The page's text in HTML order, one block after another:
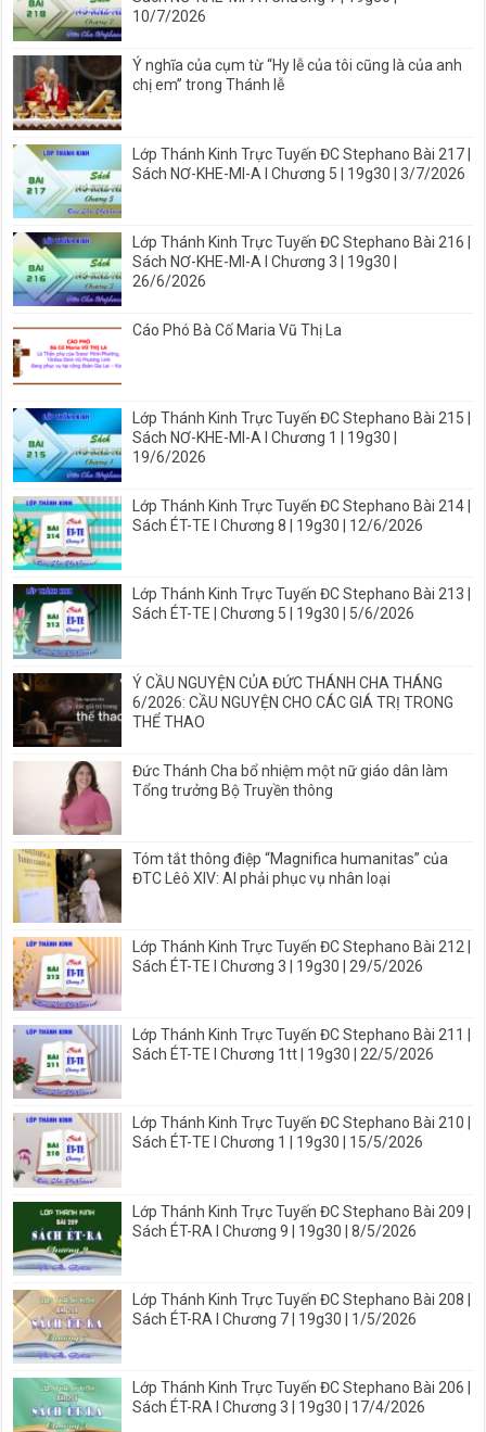
10/7/2026
Ý nghĩa của cụm từ “Hy lễ của tôi cũng là của anh
chị em” trong Thánh lễ
Lớp Thánh Kinh Trực Tuyến ĐC Stephano Bài 217 |
Sách NƠ-KHE-MI-A I Chương 5 | 19g30 | 3/7/2026
Lớp Thánh Kinh Trực Tuyến ĐC Stephano Bài 216 |
Sách NƠ-KHE-MI-A I Chương 3 | 19g30 |
26/6/2026
Cáo Phó Bà Cố Maria Vũ Thị La
Lớp Thánh Kinh Trực Tuyến ĐC Stephano Bài 215 |
Sách NƠ-KHE-MI-A I Chương 1 | 19g30 |
19/6/2026
Lớp Thánh Kinh Trực Tuyến ĐC Stephano Bài 214 |
Sách ÉT-TE I Chương 8 | 19g30 | 12/6/2026
Lớp Thánh Kinh Trực Tuyến ĐC Stephano Bài 213 |
Sách ÉT-TE | Chương 5 | 19g30 | 5/6/2026
Ý CẦU NGUYỆN CỦA ĐỨC THÁNH CHA THÁNG
6/2026: CẦU NGUYỆN CHO CÁC GIÁ TRỊ TRONG
THỂ THAO
Đức Thánh Cha bổ nhiệm một nữ giáo dân làm
Tổng trưởng Bộ Truyền thông
Tóm tắt thông điệp “Magnifica humanitas” của
ĐTC Lêô XIV: AI phải phục vụ nhân loại
Lớp Thánh Kinh Trực Tuyến ĐC Stephano Bài 212 |
Sách ÉT-TE I Chương 3 | 19g30 | 29/5/2026
Lớp Thánh Kinh Trực Tuyến ĐC Stephano Bài 211 |
Sách ÉT-TE I Chương 1tt | 19g30 | 22/5/2026
Lớp Thánh Kinh Trực Tuyến ĐC Stephano Bài 210 |
Sách ÉT-TE I Chương 1 | 19g30 | 15/5/2026
Lớp Thánh Kinh Trực Tuyến ĐC Stephano Bài 209 |
Sách ÉT-RA I Chương 9 | 19g30 | 8/5/2026
Lớp Thánh Kinh Trực Tuyến ĐC Stephano Bài 208 |
Sách ÉT-RA I Chương 7 | 19g30 | 1/5/2026
Lớp Thánh Kinh Trực Tuyến ĐC Stephano Bài 206 |
Sách ÉT-RA I Chương 3 | 19g30 | 17/4/2026